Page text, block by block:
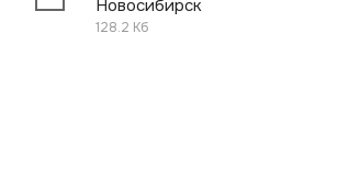
Новосибирск
128.2 Кб